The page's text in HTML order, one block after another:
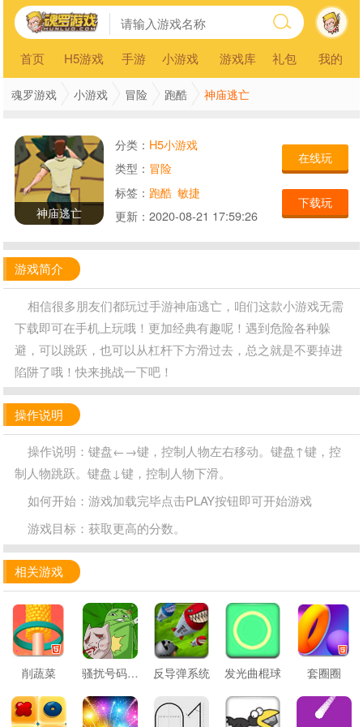
首页 H5游戏 手游 小游戏 游戏库 礼包 我的
魂罗游戏 小游戏 冒险 跑酷 神庙逃亡
神庙逃亡
分类： H5小游戏
类型： 冒险
标签： 跑酷 敏捷
更新： 2020-08-21 17:59:26
在线玩
下载玩
游戏简介
相信很多朋友们都玩过手游神庙逃亡，咱们这款小游戏无需
下载即可在手机上玩哦！更加经典有趣呢！遇到危险各种躲
避，可以跳跃，也可以从杠杆下方滑过去，总之就是不要掉进
陷阱了哦！快来挑战一下吧！
操作说明
操作说明：键盘←→键，控制人物左右移动。键盘↑键，控
制人物跳跃。键盘↓键，控制人物下滑。
如何开始：游戏加载完毕点击PLAY按钮即可开始游戏
游戏目标：获取更高的分数。
相关游戏
削蔬菜 骚扰号码大作战 反导弹系统 发光曲棍球 套圈圈